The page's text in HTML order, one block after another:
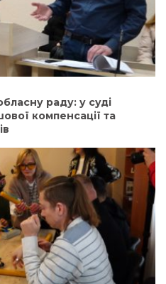
раду: у суді
компенсації та